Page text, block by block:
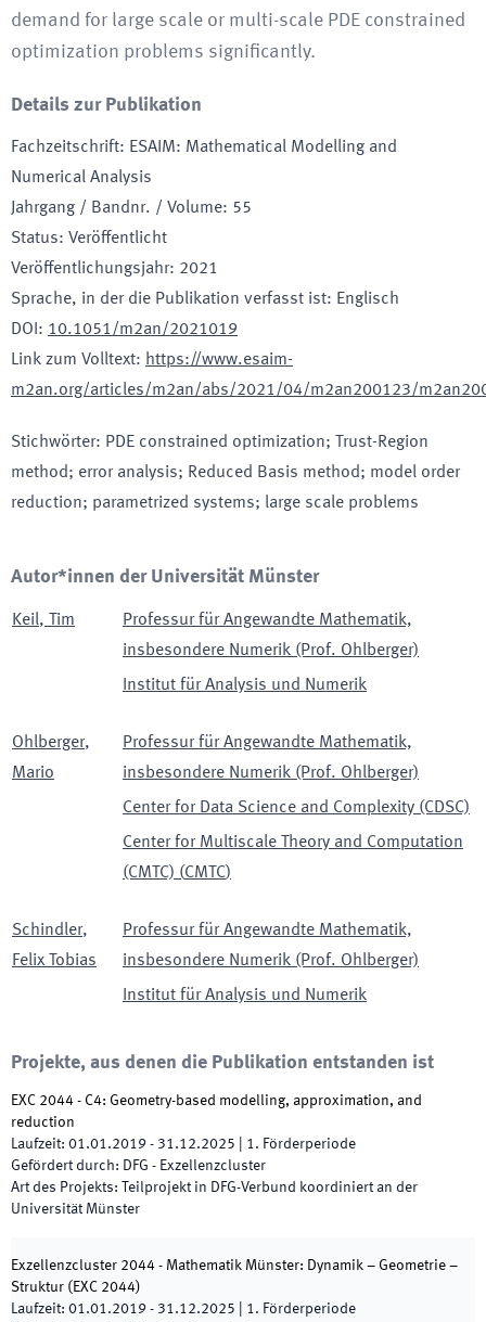
demand for large scale or multi-scale PDE constrained
optimization problems significantly.
Details zur Publikation
Fachzeitschrift: ESAIM: Mathematical Modelling and
Numerical Analysis
Jahrgang / Bandnr. / Volume: 55
Status: Veröffentlicht
Veröffentlichungsjahr: 2021
Sprache, in der die Publikation verfasst ist: Englisch
DOI : 10.1051/m2an/2021019
Link zum Volltext: https://www.esaim-
m2an.org/articles/m2an/abs/2021/04/m2an200123/
Stichwörter: PDE constrained optimization; Trust-Region
method; error analysis; Reduced Basis method; model order
reduction; parametrized systems; large scale problems
Autor*innen der Universität Münster
Keil, Tim
Professur für Angewandte Mathematik,
insbesondere Numerik (Prof. Ohlberger)
Institut für Analysis und Numerik
Ohlberger,
Mario
Professur für Angewandte Mathematik,
insbesondere Numerik (Prof. Ohlberger)
Center for Data Science and Complexity (CDSC)
Center for Multiscale Theory and Computation
(CMTC) (CMTC)
Schindler,
Felix Tobias
Professur für Angewandte Mathematik,
insbesondere Numerik (Prof. Ohlberger)
Institut für Analysis und Numerik
Projekte, aus denen die Publikation entstanden ist
EXC 2044 - C4: Geometry-based modelling, approximation, and
reduction
Laufzeit: 01.01.2019 - 31.12.2025 1. Förderperiode
Gefördert durch: DFG - Exzellenzcluster
Art des Projekts:
Teilprojekt in DFG-Verbund koordiniert an der
Universität Münster
Exzellenzcluster 2044 - Mathematik Münster: Dynamik – Geometrie –
Struktur ( EXC 2044)
Laufzeit: 01.01.2019 - 31.12.2025 1. Förderperiode